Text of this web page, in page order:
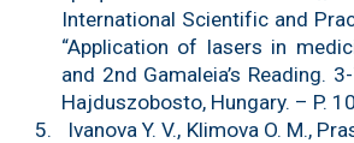
International Scientific and
“Application of lasers in
and 2nd Gamaleia’s Reading.
Hajduszobosto, Hungary. – P.
5. Ivanova Y. V., Klimova O. M.,